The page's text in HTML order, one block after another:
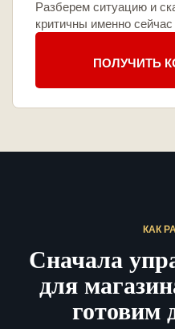
Разберем ситуацию и
критичны именно
ПОЛУЧИТЬ
КАК
Сначала
для
готовим